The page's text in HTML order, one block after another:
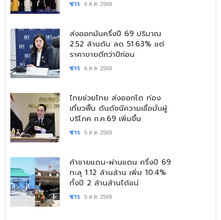
ข่าว 6 ส.ค. 2569
​ส่งออกมันครึ่งปี 69 ปริมาณ
2.52 ล้านตัน ลด 51.63% แต่
ราคาขายดีกว่าปีก่อน
ข่าว 6 ส.ค. 2569
​ไทยช่วยไทย ส่งออกโต ท่อง
เที่ยวฟื้น ดันดัชนีความเชื่อมั่นผู้
บริโภค ก.ค.69 เพิ่มขึ้น
ข่าว 5 ส.ค. 2569
​ค้าชายแดน-ผ่านแดน ครึ่งปี 69
ทะลุ 1.12 ล้านล้าน เพิ่ม 10.4%
ทั้งปี 2 ล้านล้านได้แน่
ข่าว 5 ส.ค. 2569